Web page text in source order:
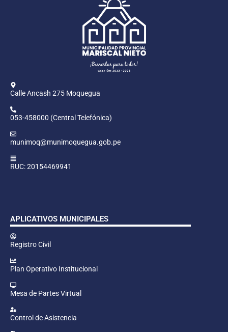
Calle Ancash 275 Moquegua
053-458000 (Central Telefónica)
munimoq@munimoquegua.gob.pe
RUC: 20154469941
APLICATIVOS MUNICIPALES
Registro Civil
Plan Operativo Institucional
Mesa de Partes Virtual
Control de Asistencia